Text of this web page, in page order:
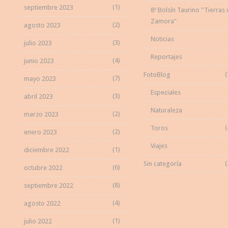
septiembre 2023 (1)
agosto 2023 (2)
julio 2023 (3)
junio 2023 (4)
mayo 2023 (7)
abril 2023 (3)
marzo 2023 (2)
enero 2023 (2)
diciembre 2022 (1)
octubre 2022 (6)
septiembre 2022 (8)
agosto 2022 (4)
julio 2022 (1)
8º Bolsín Taurino "Tierras
Zamora"
Noticias
Reportajes
FotoBlog
Especiales
Naturaleza
Toros
Viajes
Sin categoría